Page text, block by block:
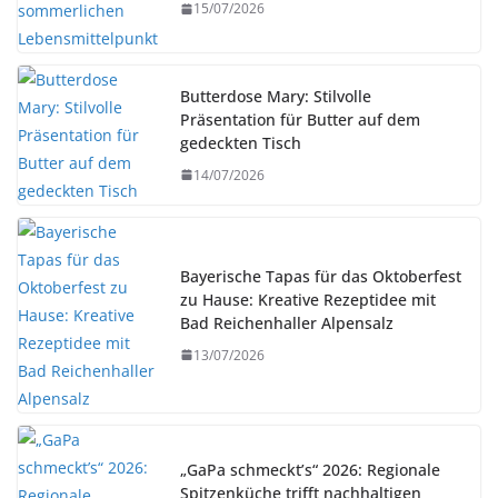
15/07/2026
Butterdose Mary: Stilvolle
Präsentation für Butter auf dem
gedeckten Tisch
14/07/2026
Bayerische Tapas für das Oktoberfest
zu Hause: Kreative Rezeptidee mit
Bad Reichenhaller Alpensalz
13/07/2026
„GaPa schmeckt’s“ 2026: Regionale
Spitzenküche trifft nachhaltigen